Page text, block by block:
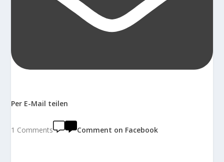
Per E-Mail teilen
1 Comments Comment on Facebook